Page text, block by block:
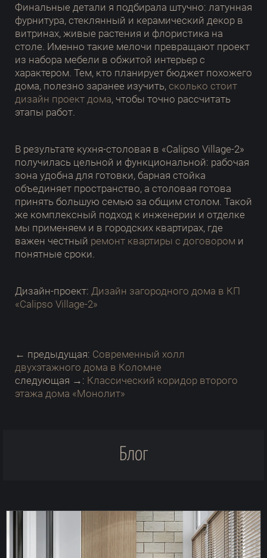
Финальные детали я подбирала штучно: латунная
фурнитура, стеклянный и керамический декор в
витринах, живые растения и флористика на
столе. Именно такие мелочи превращают проект
из набора мебели в обжитой интерьер с
характером. Тем, кто планирует бюджет похожего
дома, полезно заранее изучить, сколько стоит
дизайн проект дома, чтобы точно рассчитать
этапы работ.
В результате кухня-столовая в «Calipso Village-2»
получилась цельной и функциональной: рабочая
зона удобна для готовки, барная стойка
объединяет пространство, а столовая готова
принять большую семью за общим столом. Такой
же комплексный подход к инженерии и отделке
мы применяем и в городских квартирах, где
важен честный ремонт квартиры с договором и
понятные сроки.
Дизайн-проект: Дизайн загородного дома в КП
«Calipso Village-2»
← предыдущая: Современный холл
двухэтажного дома в Коломне
следующая →: Классический коридор второго
этажа дома «Монолит»
Блог